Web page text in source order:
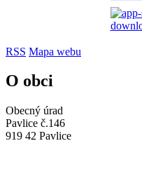
RSS Mapa webu
O obci
Obecný úrad
Pavlice č.146
919 42 Pavlice